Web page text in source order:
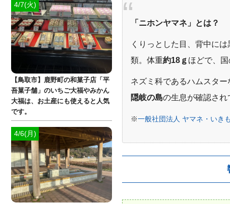
「ニホンヤマネ」とは？
くりっとした目、背中に
類。体重約18ｇ ほどで、国
ネズミ科であるハムスタ
隠岐の島の生息が確認され
※一般社団法人 ヤマネ・いき
4/7(火)
【鳥取市】鹿野町の和菓子店「平
吾菓子舗」のいちご大福やみかん
大福は、お土産にも使えると人気
です。
4/6(月)